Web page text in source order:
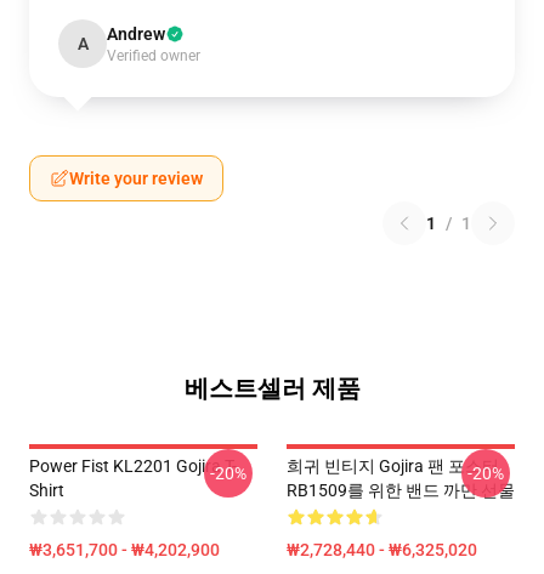
A Andrew
Verified owner
Write your review
1 / 1
베스트셀러 제품
Power Fist KL2201 Gojira T-
Shirt
₩3,651,700 - ₩4,202,900
-20%
희귀 빈티지 Gojira 팬 포스터
RB1509를 위한 밴드 까만 선물
₩2,728,440 - ₩6,325,020
-20%